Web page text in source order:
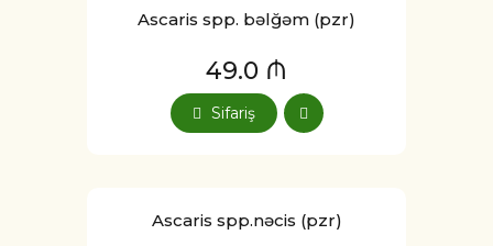
Ascaris spp. bəlğəm (pzr)
49.0 ₼
Sifariş
Ascaris spp.nəcis (pzr)